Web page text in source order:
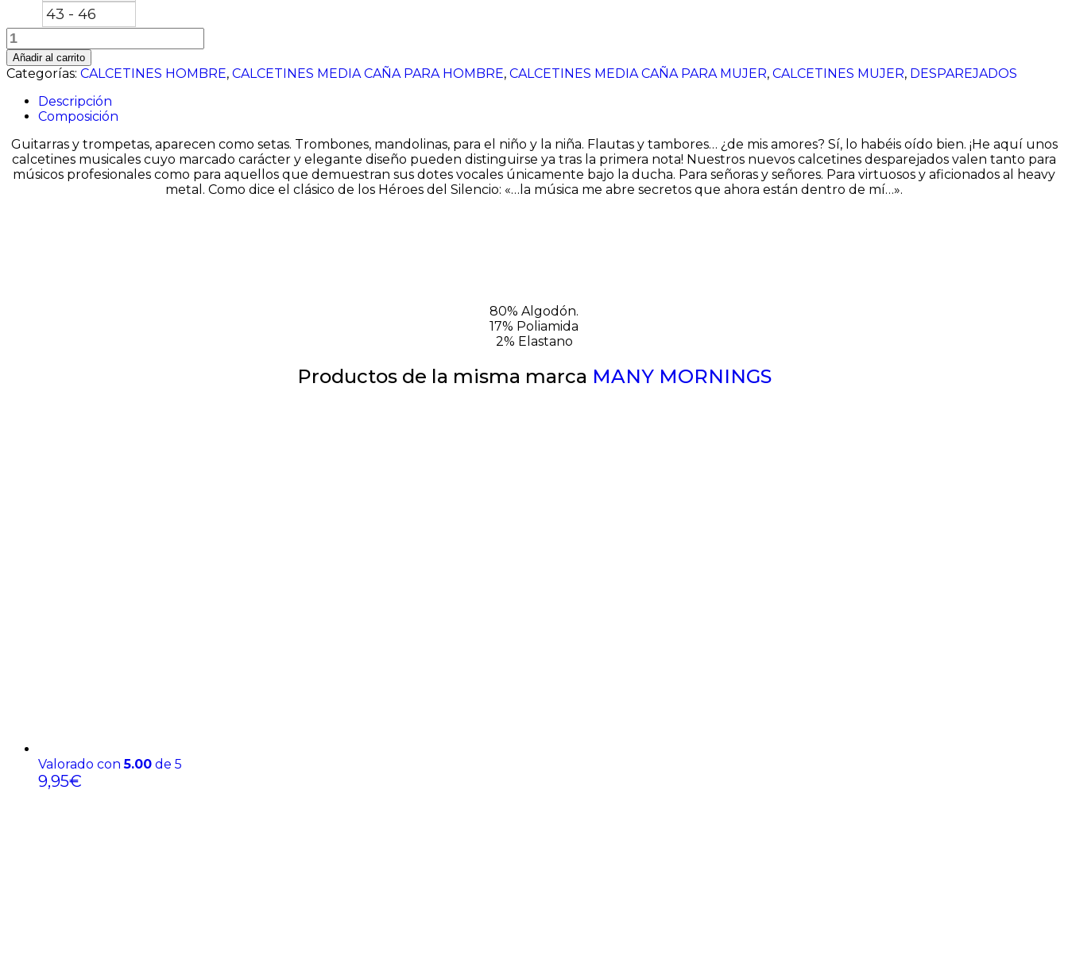
43 - 46
MUSIC
NOTES
cantidad
Añadir al carrito
Categorías: CALCETINES HOMBRE, CALCETINES MEDIA CAÑA PARA HOMBRE, CALCETINES MEDIA CAÑA PARA MUJER, CALCETINES MUJER, DESPAREJADOS
Descripción
Composición
Guitarras y trompetas, aparecen como setas. Trombones, mandolinas, para el niño y la niña. Flautas y tambores… ¿de mis amores? Sí, lo habéis oído bien. ¡He aquí unos
calcetines musicales cuyo marcado carácter y elegante diseño pueden distinguirse ya tras la primera nota! Nuestros nuevos calcetines desparejados valen tanto para
músicos profesionales como para aquellos que demuestran sus dotes vocales únicamente bajo la ducha. Para señoras y señores. Para virtuosos y aficionados al heavy
metal. Como dice el clásico de los Héroes del Silencio: «…la música me abre secretos que ahora están dentro de mí…».
80% Algodón.
17% Poliamida
2% Elastano
Productos de la misma marca MANY MORNINGS
Valorado con5.00 de 5
9,95€